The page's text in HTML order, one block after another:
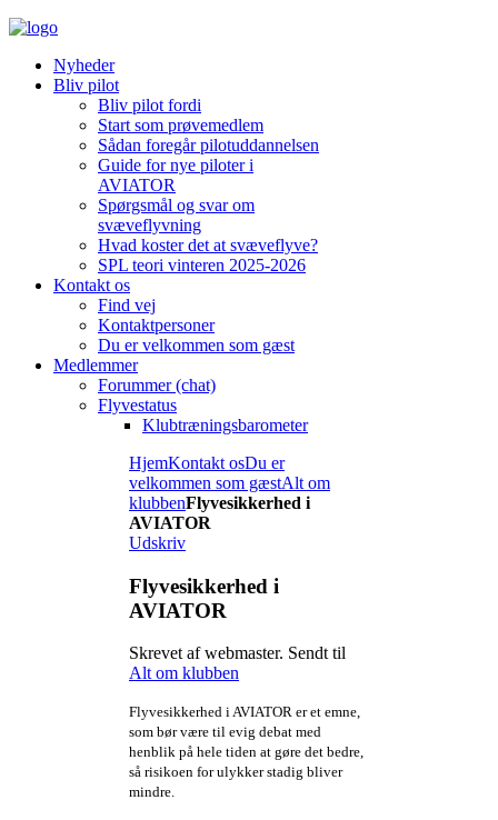
Nyheder
Bliv pilot
Bliv pilot fordi
Start som prøvemedlem
Sådan foregår pilotuddannelsen
Guide for nye piloter i
AVIATOR
Spørgsmål og svar om
svæveflyvning
Hvad koster det at svæveflyve?
SPL teori vinteren 2025-2026
Kontakt os
Find vej
Kontaktpersoner
Du er velkommen som gæst
Medlemmer
Forummer (chat)
Flyvestatus
Klubtræningsbarometer
HjemKontakt osDu er
velkommen som gæstAlt om
klubbenFlyvesikkerhed i
AVIATOR
Udskriv
Flyvesikkerhed i
AVIATOR
Skrevet af webmaster. Sendt til
Alt om klubben
Flyvesikkerhed i AVIATOR er et emne,
som bør være til evig debat med
henblik på hele tiden at gøre det bedre,
så risikoen for ulykker stadig bliver
mindre.